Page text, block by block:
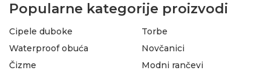
Popularne kategorije proizvodi
Cipele duboke
Waterproof obuća
Čizme
Torbe
Novčanici
Modni rančevi